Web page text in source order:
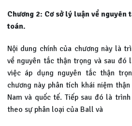
Chương 2: Cơ sở lý luận về
toán.
Nội dung chính của chương này là
về nguyên tắc thận trọng và sau đó
việc áp dụng nguyên tắc thận
chương này phân tích khái niệm
Nam và quốc tế. Tiếp sau đó là
theo sự phân loại của Ball và